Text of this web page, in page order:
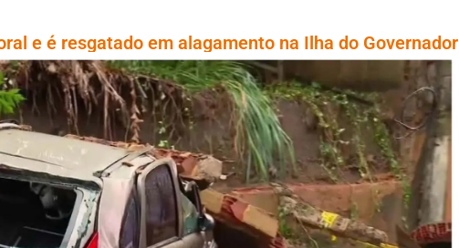
e é resgatado em alagamento na Ilha do Governador